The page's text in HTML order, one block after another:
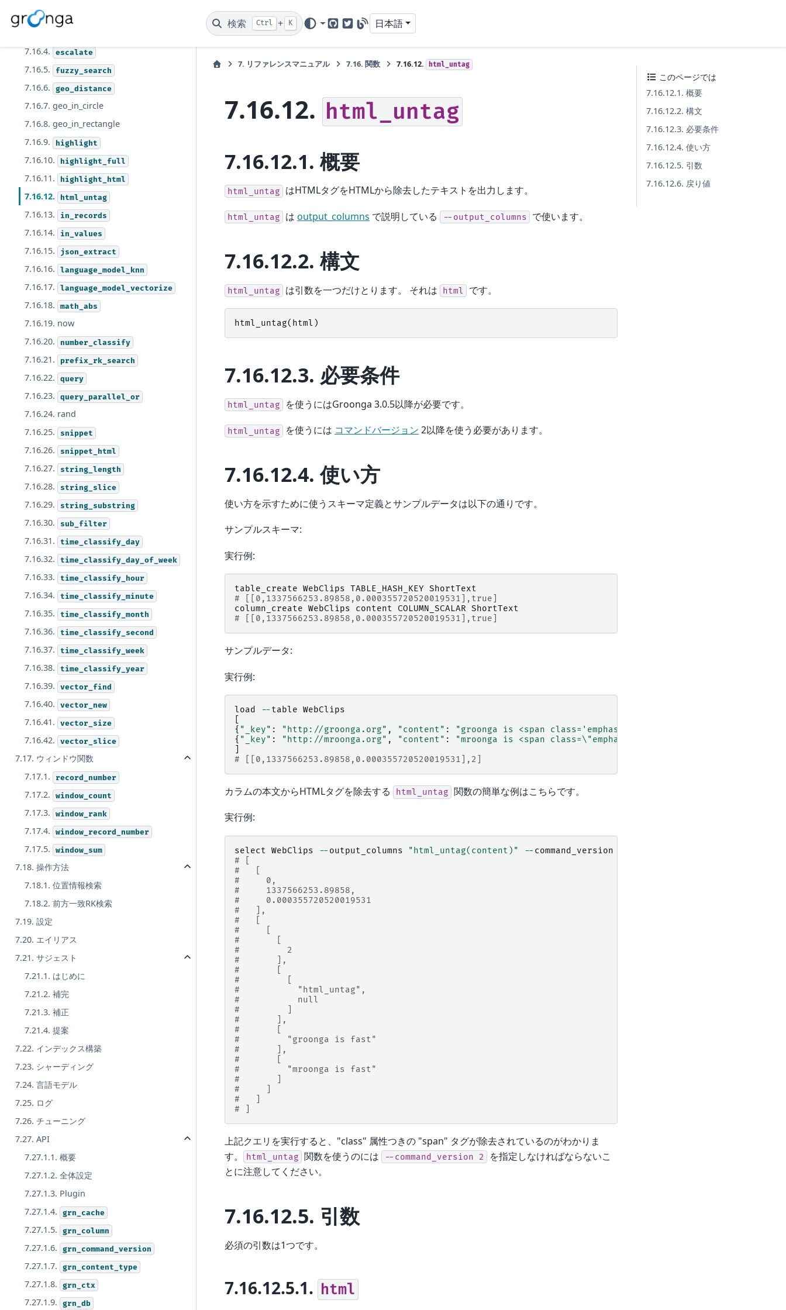
検索 Ctrl + K
GitHubTwitter
Blog
日本語
7.16.2. cast_loose
7.16.4.
escalate
7.16.5. fuzzy_search
7.16.6. geo_distance
7.16.7. geo_in_circle
7.16.8. geo_in_rectangle
7.16.9.
highlight
7.16.10. highlight_full
7.16.11. highlight_html
7.16.12. html_untag
7.16.13. in_records
7.16.14. in_values
7.16.15. json_extract
7.16.16. language_model_knn
7.16.17. language_model_vectorize
7.16.18. math_abs
7.16.19. now
7.16.20.
number_classify
7.16.21. prefix_rk_search
7.16.22. query
7.16.23. query_parallel_or
7.16.24. rand
7.16.25.
snippet
7.16.26. snippet_html
7.16.27. string_length
7.16.28. string_slice
7.16.29. string_substring
7.16.30. sub_filter
7.16.31. time_classify_day
7.16.32. time_classify_day_of_week
7.16.33. time_classify_hour
7.16.34. time_classify_minute
7.16.35. time_classify_month
7.16.36. time_classify_second
7.16.37. time_classify_week
7.16.38. time_classify_year
7.16.39. vector_find
7.16.40. vector_new
7.16.41. vector_size
7.16.42. vector_slice
7.17. ウィンドウ関数
7.17.1.
record_number
7.17.2. window_count
7.17.3. window_rank
7.17.4. window_record_number
7.17.5. window_sum
7.18. 操作方法
7.18.1. 位置情報検索
7.18.2. 前方一致RK検索
7.19. 設定
7.20. エイリアス
7.21. サジェスト
7.21.1. はじめに
7.21.2. 補完
7.21.3. 補正
7.21.4. 提案
7.22. インデックス構築
7.23. シャーディング
7.24. 言語モデル
7.25. ログ
7.26. チューニング
7.27. API
7.27.1.1. 概要
7.27.1.2. 全体設定
7.27.1.3. Plugin
7.27.1.4.
grn_cache
7.27.1.5. grn_column
7.27.1.6. grn_command_version
7.27.1.7. grn_content_type
7.27.1.8. grn_ctx
7.27.1.9. grn_db
7. リファレンスマニュアル 7.16. 関数 7.16.12. html_untag
7.16.12. html_untag
7.16.12.1.概要
html_untag はHTMLタグをHTMLから除去したテキストを出力します。
html_untag は output_columns で説明している --output_columns で使います。
7.16.12.2. 構文
html_untag は引数を一つだけとります。 それは html です。
html_untag( html )
7.16.12.3. 必要条件
html_untag を使うにはGroonga 3.0.5以降が必要です。
html_untag を使うには コマンドバージョン 2以降を使う必要があります。
7.16.12.4.使い方
使い方を示すために使うスキーマ定義とサンプルデータは以下の通りです。
サンプルスキーマ:
実行例:
table_create WebClips TABLE_HASH_KEY ShortText
# [[0,1337566253.89858,0.000355720520019531],true]
column_create WebClips content COLUMN_SCALAR ShortText
# [[0,1337566253.89858,0.000355720520019531],true]
サンプルデータ:
実行例:
load -- table WebClips
{ "_key" : "http://groonga.org" , "content" : "groonga is <span class='emphasize'>fast</span>"
{ "_key" : "http://mroonga.org" , "content" : "mroonga is <span class=\"emphasize
# [[0,1337566253.89858,0.000355720520019531],2]
カラムの本文からHTMLタグを除去する html_untag 関数の簡単な例はこちらです。
実行例:
select WebClips -- output_columns "html_untag(content)" -- command_version
# [
#   [
#     0,
#     1337566253.89858,
#     0.000355720520019531
#   ],
#   [
#     [
#       [
#         2
#       ],
#       [
#         [
#           "html_untag",
#           null
#         ]
#       ],
#       [
#         "groonga is fast"
#       ],
#       [
#         "mroonga is fast"
#       ]
#     ]
#   ]
# ]
上記クエリを実行すると、"class" 属性つきの "span" タグが除去されているのがわかりま
す。
html_untag 関数を使うのには --command_version 2
を指定しなければならないこ
とに注意してください。
7.16.12.5. 引数
必須の引数は1つです。
7.16.12.5.1. html
このページでは
7.16.12.1. 概要
7.16.12.2. 構文
7.16.12.3. 必要条件
7.16.12.4. 使い方
7.16.12.5. 引数
7.16.12.6. 戻り値